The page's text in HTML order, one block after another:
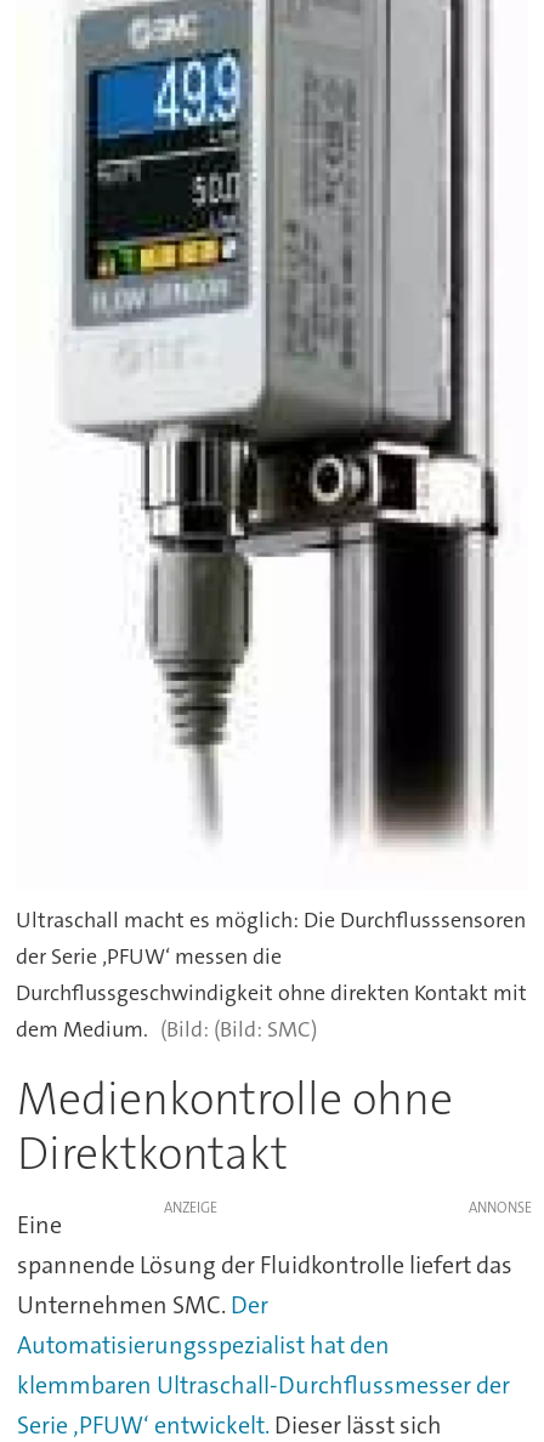
Ultraschall macht es möglich: Die Durchflusssensoren
der Serie ‚PFUW‘ messen die
Durchflussgeschwindigkeit ohne direkten Kontakt mit
dem Medium.
(Bild: SMC)
Medienkontrolle ohne
Direktkontakt
ANZEIGE
Eine
spannende Lösung der Fluidkontrolle liefert das
Unternehmen SMC. Der
Automatisierungsspezialist hat den
klemmbaren Ultraschall-Durchflussmesser der
Serie ‚PFUW‘ entwickelt. Dieser lässt sich